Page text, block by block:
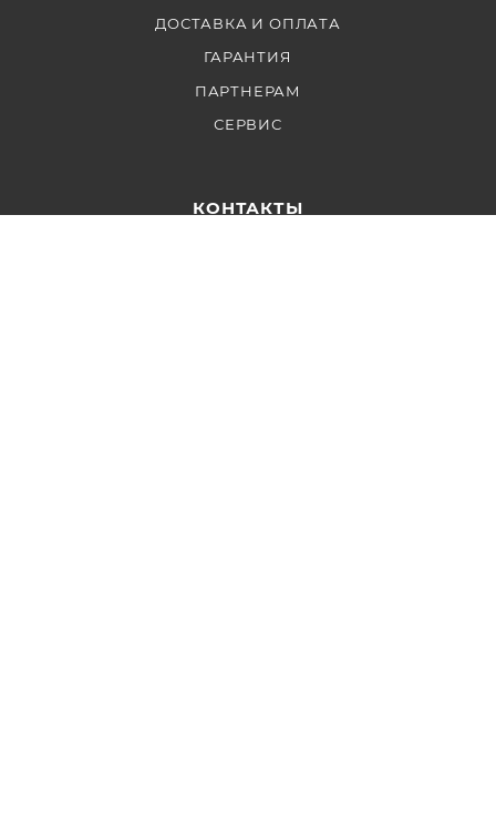
ДОСТАВКА И ОПЛАТА
ГАРАНТИЯ
ПАРТНЕРАМ
СЕРВИС
КОНТАКТЫ